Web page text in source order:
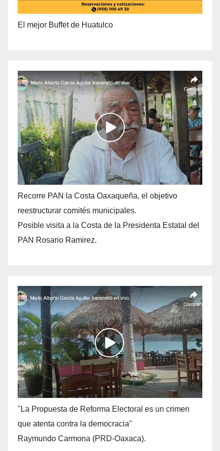
El mejor Buffet de Huatulco
Recorre PAN la Costa Oaxaqueña, el objetivo
reestructurar comités municipales.
Posible visita a la Costa de la Presidenta Estatal del
PAN Rosario Ramirez.
"La Propuesta de Reforma Electoral es un crimen
que atenta contra la democracia"
Raymundo Carmona (PRD-Oaxaca).